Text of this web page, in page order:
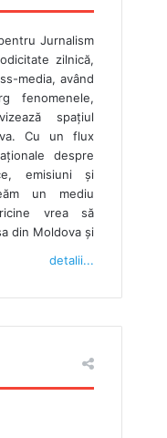
Jurnalism
zilnică,
media, având
fenomenele,
spațiul
Cu un flux
despre
emisiuni și
un mediu
vrea să
din Moldova şi
detalii...